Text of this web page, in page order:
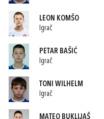
LEON KOMŠO
Igrač
PETAR BAŠIĆ
Igrač
TONI WILHELM
Igrač
MATEO BUKLIJAŠ